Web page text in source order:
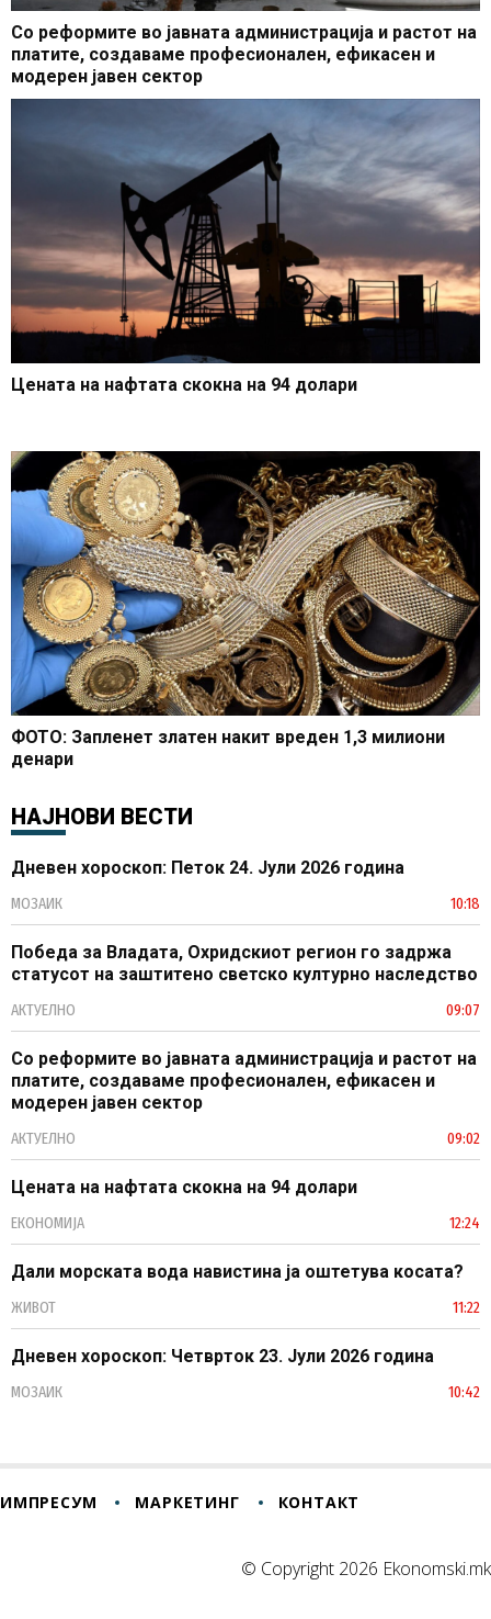
Со реформите во јавната администрација и растот на
платите, создаваме професионален, ефикасен и
модерен јавен сектор
Цената на нафтата скокна на 94 долари
ФОТО: Запленет златен накит вреден 1,3 милиони
денари
НАЈНОВИ ВЕСТИ
Дневен хороскоп: Петок 24. Јули 2026 година
МОЗАИК 10:18
Победа за Владата, Охридскиот регион го задржа
статусот на заштитено светско културно наследство
АКТУЕЛНО 09:07
Со реформите во јавната администрација и растот на
платите, создаваме професионален, ефикасен и
модерен јавен сектор
АКТУЕЛНО 09:02
Цената на нафтата скокна на 94 долари
ЕКОНОМИЈА 12:24
Дали морската вода навистина ја оштетува косата?
ЖИВОТ 11:22
Дневен хороскоп: Четврток 23. Јули 2026 година
МОЗАИК 10:42
ИМПРЕСУМ МАРКЕТИНГ КОНТАКТ
© Copyright 2026 Ekonomski.mk